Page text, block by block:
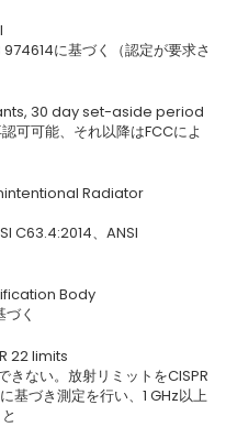
に基づく（認定が要求さ
30 day set-aside period
可可能、それ以降はFCCによ
Radiator
C63.4:2014、ANSI
Body
く
22 limits
ない。放射リミットをCISPR
基づき測定を行い、1 GHz以上